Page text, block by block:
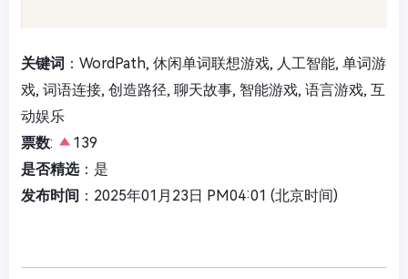
关键词 ：WordPath, 休闲单词联想游戏, 人工智能, 单词游
戏, 词语连接, 创造路径, 聊天故事, 智能游戏, 语言游戏, 互
动娱乐
票数:
139
是否精选：是
发布时间 ：2025年01月23日 PM04:01 (北京时间)